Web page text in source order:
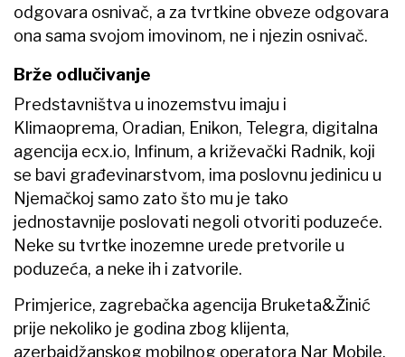
odgovara osnivač, a za tvrtkine obveze odgovara
ona sama svojom imovinom, ne i njezin osnivač.
Brže odlučivanje
Predstavništva u inozemstvu imaju i
Klimaoprema, Oradian, Enikon, Telegra, digitalna
agencija ecx.io, Infinum, a križevački Radnik, koji
se bavi građevinarstvom, ima poslovnu jedinicu u
Njemačkoj samo zato što mu je tako
jednostavnije poslovati negoli otvoriti poduzeće.
Neke su tvrtke inozemne urede pretvorile u
poduzeća, a neke ih i zatvorile.
Primjerice, zagrebačka agencija Bruketa&Žinić
prije nekoliko je godina zbog klijenta,
azerbajdžanskog mobilnog operatora Nar Mobile,